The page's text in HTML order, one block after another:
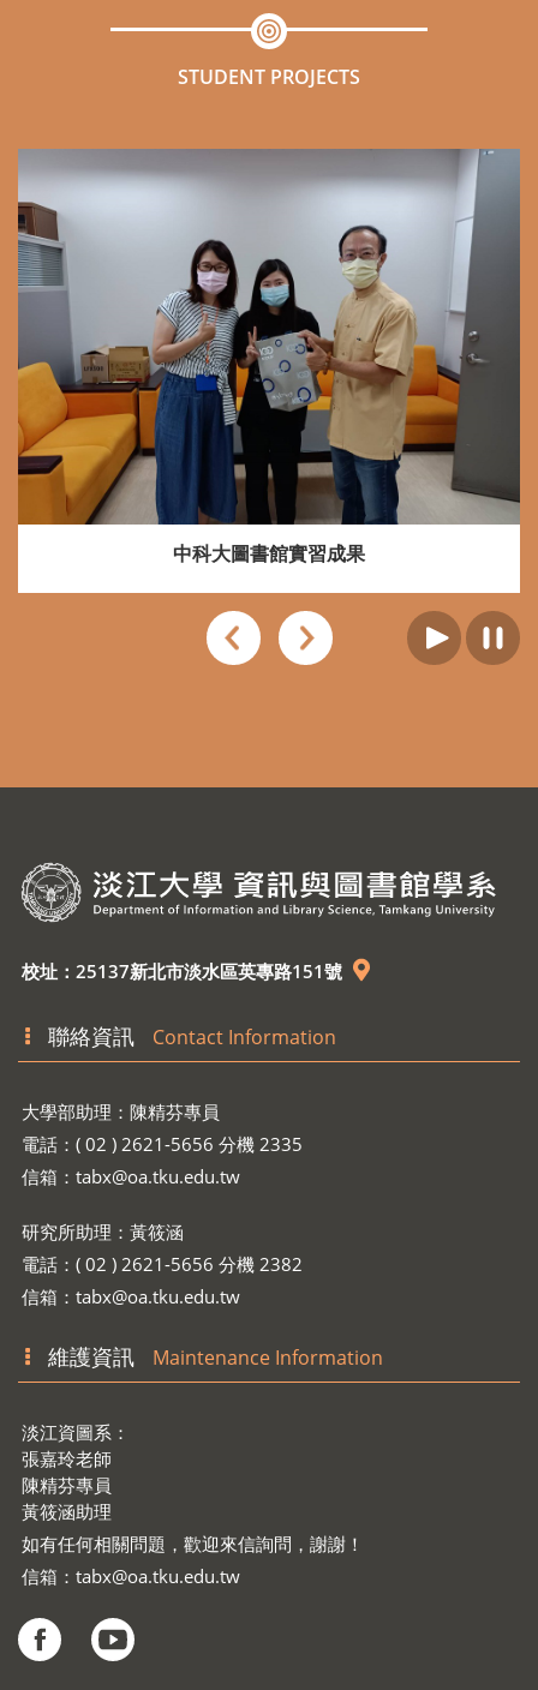
STUDENT PROJECTS
中科大圖書館實習成果
校址：25137新北市淡水區英專路151號
聯絡資訊 Contact Information
大學部助理：陳精芬專員
電話：( 02 ) 2621-5656 分機 2335
信箱： tabx@oa.tku.edu.tw
研究所助理：黃筱涵
電話：( 02 ) 2621-5656 分機 2382
信箱： tabx@oa.tku.edu.tw
維護資訊 Maintenance Information
淡江資圖系：
張嘉玲老師
陳精芬專員
黃筱涵助理
如有任何相關問題，歡迎來信詢問，謝謝！
信箱： tabx@oa.tku.edu.tw